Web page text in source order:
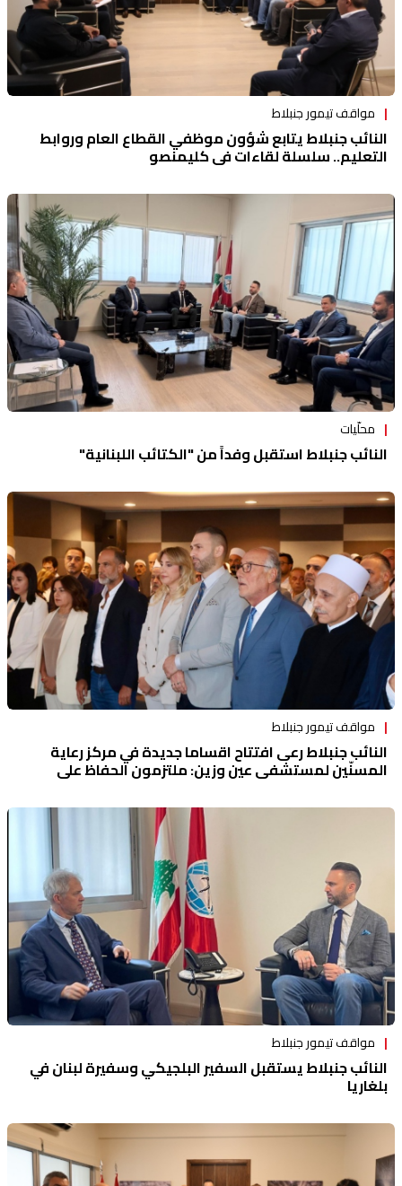
مواقف تيمور جنبلاط
النائب جنبلاط يتابع شؤون موظفي القطاع العام وروابط
التعليم.. سلسلة لقاءات في كليمنصو
محلّيات
النائب جنبلاط استقبل وفداً من "الكتائب اللبنانية"
مواقف تيمور جنبلاط
النائب جنبلاط رعى افتتاح اقساما جديدة في مركز رعاية
المسنّين لمستشفى عين وزين: ملتزمون الحفاظ على
المؤسسة ودعم تطويرها
مواقف تيمور جنبلاط
النائب جنبلاط يستقبل السفير البلجيكي وسفيرة لبنان في
بلغاريا